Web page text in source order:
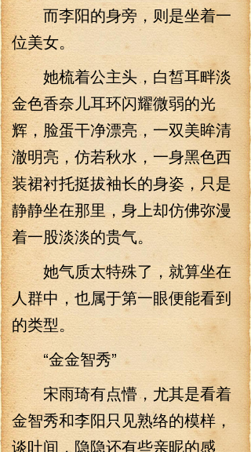
而李阳的身旁，则是坐着一
位美女。
她梳着公主头，白皙耳畔淡
金色香奈儿耳环闪耀微弱的光
辉，脸蛋干净漂亮，一双美眸清
澈明亮，仿若秋水，一身黑色西
装裙衬托挺拔袖长的身姿，只是
静静坐在那里，身上却仿佛弥漫
着一股淡淡的贵气。
她气质太特殊了，就算坐在
人群中，也属于第一眼便能看到
的类型。
“金金智秀”
宋雨琦有点懵，尤其是看着
金智秀和李阳只见熟络的模样，
谈吐间，隐隐还有些亲昵的感